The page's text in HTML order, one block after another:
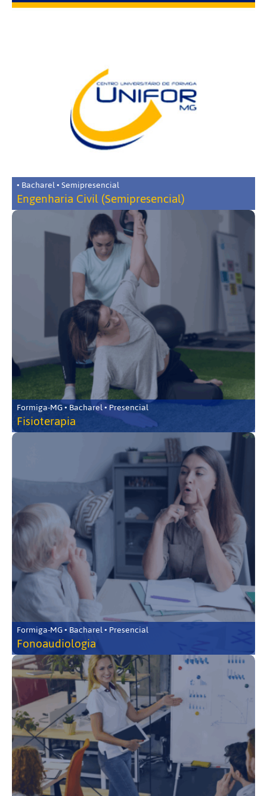
• Bacharel • Semipresencial
Engenharia Civil (Semipresencial)
Formiga-MG • Bacharel • Presencial
Fisioterapia
Formiga-MG • Bacharel • Presencial
Fonoaudiologia